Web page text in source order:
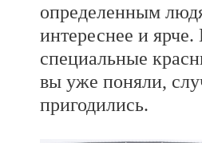
определенным
интереснее и
специальные
вы уже поняли,
пригодились.